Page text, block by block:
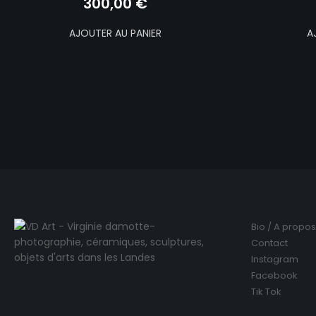
AJOUTER AU PANIER
Bio / A propos
Contact
Instagram
Facebook
Tik Tok